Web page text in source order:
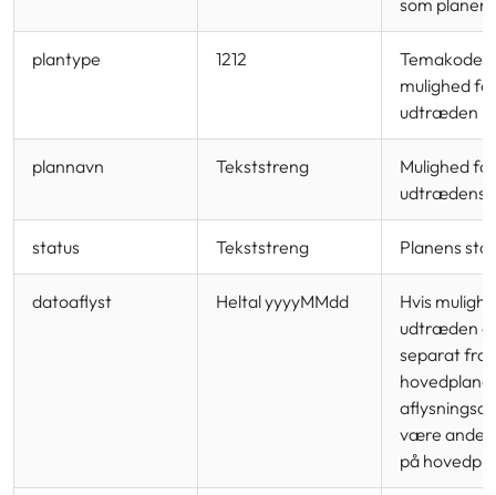
plantype 1212
Temakode
mulighed
udtræden =
plannavn Tekststreng
Mulighed for
udtrædens
status Tekststreng Planens
datoaflyst Heltal yyyyMMdd
Hvis
udtræden
separat fra
være
på